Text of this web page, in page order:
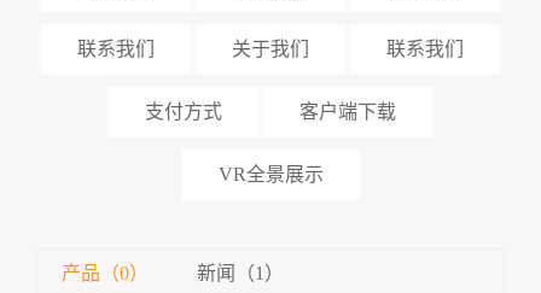
联系我们 关于我们 联系我们
支付方式 客户端下载
VR全景展示
产品（0） 新闻（1）